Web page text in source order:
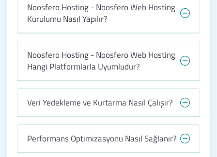
Noosfero Hosting - Noosfero Web Hosting
Kurulumu Nasıl Yapılır?
Noosfero Hosting - Noosfero Web Hosting
Hangi Platformlarla Uyumludur?
Veri Yedekleme ve Kurtarma Nasıl Çalışır?
Performans Optimizasyonu Nasıl Sağlanır?